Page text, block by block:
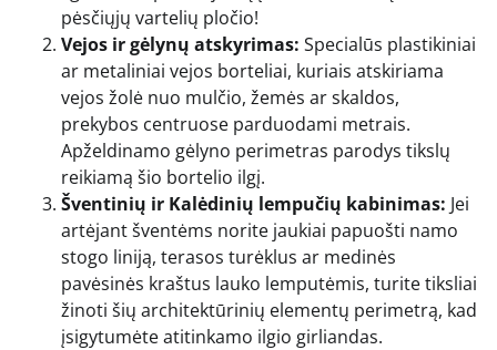
pėsčiųjų vartelių pločio!
Vejos ir gėlynų atskyrimas: Specialūs plastikiniai
ar metaliniai vejos borteliai, kuriais atskiriama
vejos žolė nuo mulčio, žemės ar skaldos,
prekybos centruose parduodami metrais.
Apželdinamo gėlyno perimetras parodys tikslų
reikiamą šio bortelio ilgį.
Šventinių ir Kalėdinių lempučių kabinimas: Jei
artėjant šventėms norite jaukiai papuošti namo
stogo liniją, terasos turėklus ar medinės
pavėsinės kraštus lauko lemputėmis, turite tiksliai
žinoti šių architektūrinių elementų perimetrą, kad
įsigytumėte atitinkamo ilgio girliandas.